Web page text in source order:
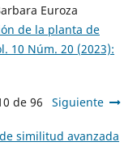
Euroza
de la planta de
10 Núm. 20 (2023):
de 96 Siguiente
similitud avanzada